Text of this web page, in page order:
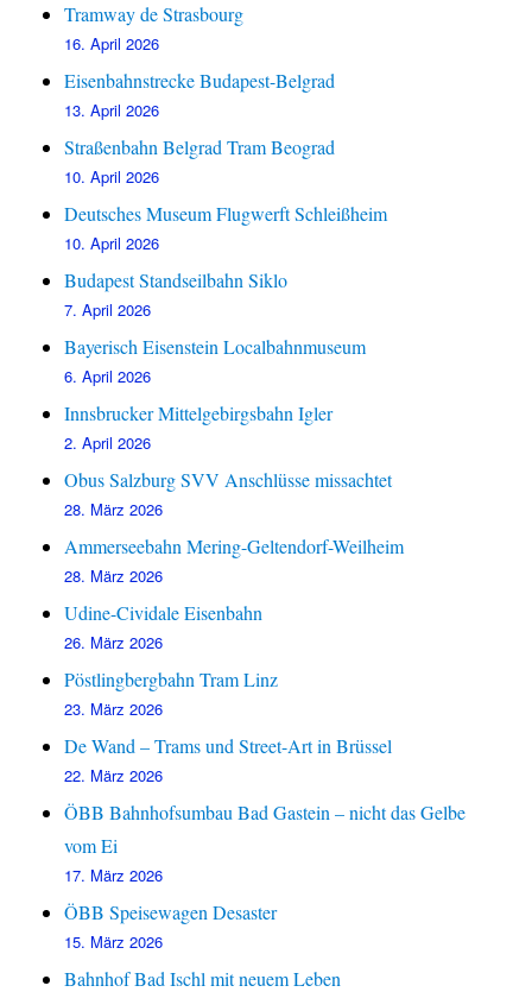
Tramway de Strasbourg
16. April 2026
Eisenbahnstrecke Budapest-Belgrad
13. April 2026
Straßenbahn Belgrad Tram Beograd
10. April 2026
Deutsches Museum Flugwerft Schleißheim
10. April 2026
Budapest Standseilbahn Siklo
7. April 2026
Bayerisch Eisenstein Localbahnmuseum
6. April 2026
Innsbrucker Mittelgebirgsbahn Igler
2. April 2026
Obus Salzburg SVV Anschlüsse missachtet
28. März 2026
Ammerseebahn Mering-Geltendorf-Weilheim
28. März 2026
Udine-Cividale Eisenbahn
26. März 2026
Pöstlingbergbahn Tram Linz
23. März 2026
De Wand – Trams und Street-Art in Brüssel
22. März 2026
ÖBB Bahnhofsumbau Bad Gastein – nicht das Gelbe
vom Ei
17. März 2026
ÖBB Speisewagen Desaster
15. März 2026
Bahnhof Bad Ischl mit neuem Leben